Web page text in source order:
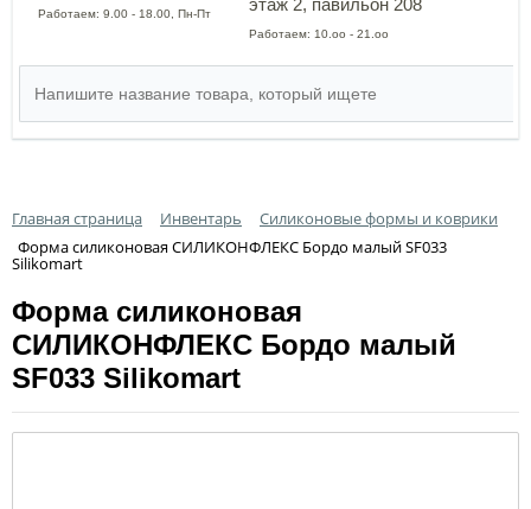
Работаем: 9.00 - 18.00, Пн-Пт
Работаем: 10.оо - 21.оо
Главная страница Инвентарь
Силиконовые формы и коврики
Форма силиконовая СИЛИКОНФЛЕКС Бордо малый SF033
Silikomart
Форма силиконовая
СИЛИКОНФЛЕКС Бордо малый
SF033 Silikomart